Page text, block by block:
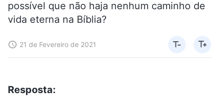
possível que não haja nenhum caminho de
vida eterna na Bíblia?
21 de Fevereiro de 2021
Resposta: